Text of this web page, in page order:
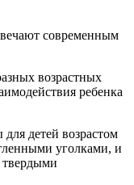
современным
возрастных
ребенка
детей возрастом
уголками, и
твердыми